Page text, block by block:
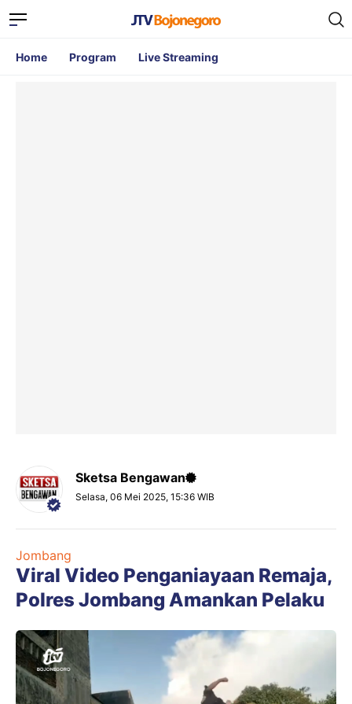
Home Program Live Streaming
Sketsa Bengawan
Selasa, 06 Mei 2025, 15:36 WIB
Jombang
Viral Video Penganiayaan Remaja,
Polres Jombang Amankan Pelaku